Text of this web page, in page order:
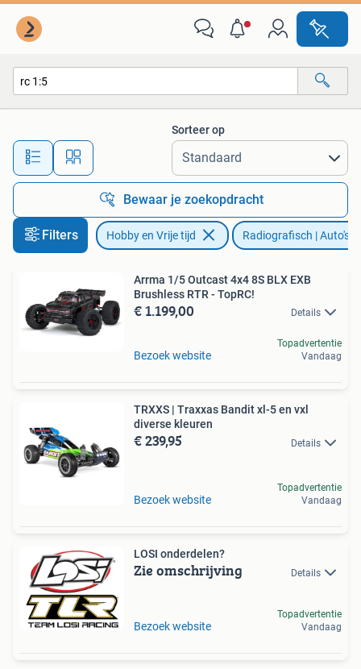
Alle afstanden…
Sorteer op
Bewaar je zoekopdracht
Filters Hobby en Vrije tijd Radiografisch | Auto's
Arrma 1/5 Outcast 4x4 8S BLX EXB
Brushless RTR - TopRC!
€ 1.199,00 Details
Bezoek website
Topadvertentie
Vandaag
TRXXS | Traxxas Bandit xl-5 en vxl
diverse kleuren
€ 239,95 Details
Bezoek website
Topadvertentie
Vandaag
LOSI onderdelen?
Zie omschrijving Details
Bezoek website
Topadvertentie
Vandaag